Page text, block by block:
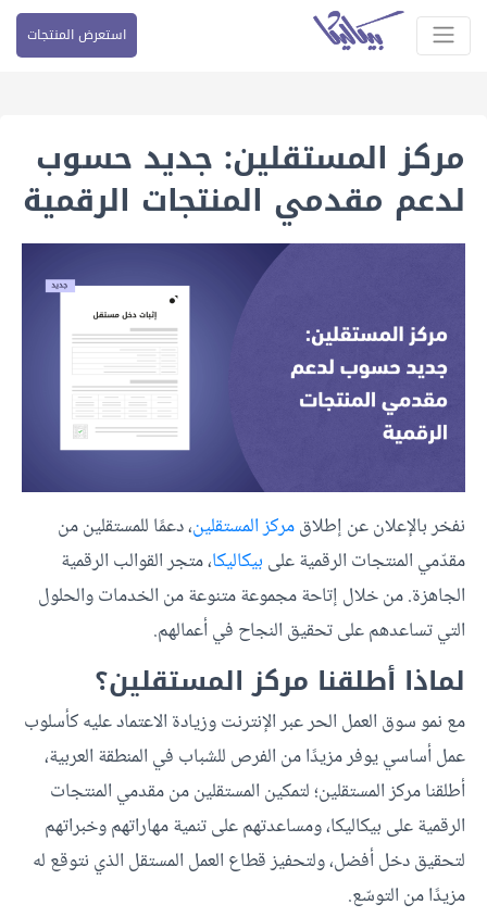
استعرض المنتجات
مركز المستقلين: جديد حسوب
لدعم مقدمي المنتجات الرقمية
نفخر بالإعلان عن إطلاقمركز المستقلين، دعمًا للمستقلين من
مقدّمي المنتجات الرقمية على بيكاليكا، متجر القوالب الرقمية
الجاهزة. من خلال إتاحة مجموعة متنوعة من الخدمات والحلول
التي تساعدهم على تحقيق النجاح في أعمالهم.
لماذا أطلقنا مركز المستقلين؟
مع نمو سوق العمل الحر عبر الإنترنت وزيادة الاعتماد عليه كأسلوب
عمل أساسي يوفر مزيدًا من الفرص للشباب في المنطقة العربية،
أطلقنا مركز المستقلين؛ لتمكين المستقلين من مقدمي المنتجات
الرقمية على بيكاليكا، ومساعدتهم على تنمية مهاراتهم وخبراتهم
لتحقيق دخل أفضل، ولتحفيز قطاع العمل المستقل الذي نتوقع له
مزيدًا من التوسّع.